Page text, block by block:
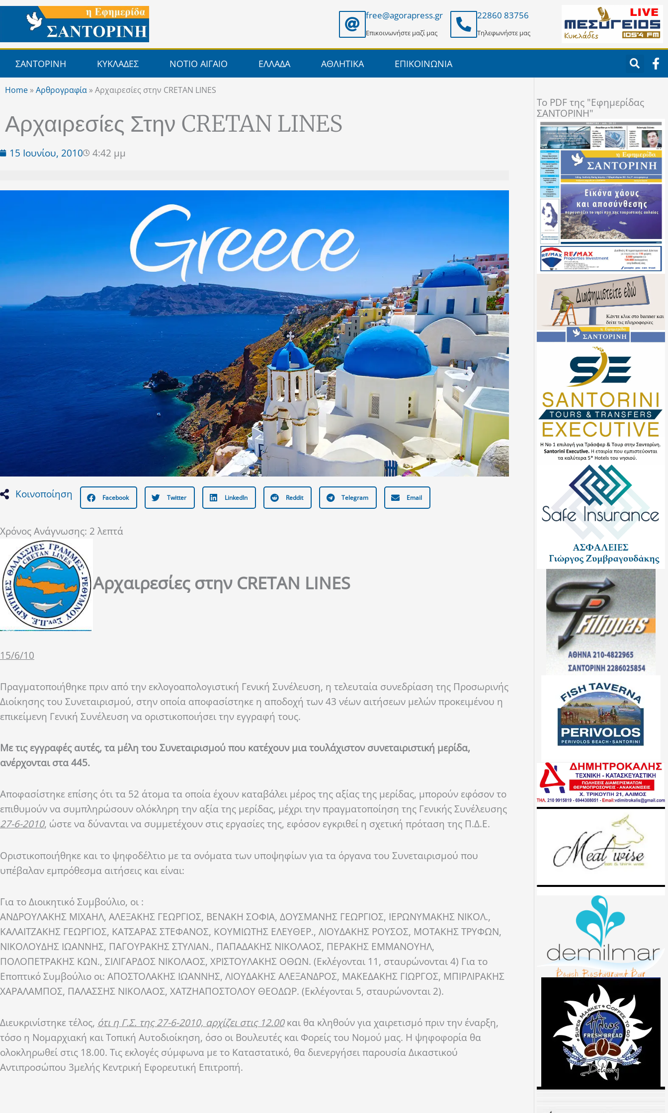
Μετάβαση
περιεχόμενο
free@agorapress.gr
Επικοινωνήστε μαζί μας
22860 83756
Τηλεφωνήστε μας
ΣΑΝΤΟΡΙΝΗ ΚΥΚΛΑΔΕΣ ΝΟΤΙΟ ΑΙΓΑΙΟ ΕΛΛΑΔΑ ΑΘΛΗΤΙΚΑ ΕΠΙΚΟΙΝΩΝΙΑ F
a
c
o
k
-
f
Home »Αρθρογραφία »Αρχαιρεσίες στην CRETAN LINES
Αρχαιρεσίες Στην CRETAN LINES
15 Ιουνίου, 2010 4:42 μμ
Κοινοποίηση Facebook Twitter LinkedIn Reddit Telegram Email
Χρόνος Ανάγνωσης: 2 λεπτά
Αρχαιρεσίες στην CRETAN LINES
15/6/10
Πραγματοποιήθηκε πριν από την εκλογοαπολογιστική Γενική Συνέλευση, η τελευταία συνεδρίαση της Προσωρινής
Διοίκησης του Συνεταιρισμού, στην οποία αποφασίστηκε η αποδοχή των 43 νέων αιτήσεων μελών προκειμένου η
επικείμενη Γενική Συνέλευση να οριστικοποιήσει την εγγραφή τους.
Με τις εγγραφές αυτές, τα μέλη του Συνεταιρισμού που κατέχουν μια τουλάχιστον συνεταιριστική μερίδα,
ανέρχονται στα 445.
Αποφασίστηκε επίσης ότι τα 52 άτομα τα οποία έχουν καταβάλει μέρος της αξίας της μερίδας, μπορούν εφόσον το
επιθυμούν να συμπληρώσουν ολόκληρη την αξία της μερίδας, μέχρι την πραγματοποίηση της Γενικής Συνέλευσης
27-6-2010, ώστε να δύνανται να συμμετέχουν στις εργασίες της, εφόσον εγκριθεί η σχετική πρόταση της Π.Δ.Ε.
Οριστικοποιήθηκε και το ψηφοδέλτιο με τα ονόματα των υποψηφίων για τα όργανα του Συνεταιρισμού που
υπέβαλαν εμπρόθεσμα αιτήσεις και είναι:
Για το Διοικητικό Συμβούλιο, οι :
ΑΝΔΡΟΥΛΑΚΗΣ ΜΙΧΑΗΛ, ΑΛΕΞΑΚΗΣ ΓΕΩΡΓΙΟΣ, ΒΕΝΑΚΗ ΣΟΦΙΑ, ΔΟΥΣΜΑΝΗΣ ΓΕΩΡΓΙΟΣ, ΙΕΡΩΝΥΜΑΚΗΣ ΝΙΚΟΛ.,
ΚΑΛΑΙΤΖΑΚΗΣ ΓΕΩΡΓΙΟΣ, ΚΑΤΣΑΡΑΣ ΣΤΕΦΑΝΟΣ, ΚΟΥΜΙΩΤΗΣ ΕΛΕΥΘΕΡ., ΛΙΟΥΔΑΚΗΣ ΡΟΥΣΟΣ, ΜΟΤΑΚΗΣ ΤΡΥΦΩΝ,
ΝΙΚΟΛΟΥΔΗΣ ΙΩΑΝΝΗΣ, ΠΑΓΟΥΡΑΚΗΣ ΣΤΥΛΙΑΝ., ΠΑΠΑΔΑΚΗΣ ΝΙΚΟΛΑΟΣ, ΠΕΡΑΚΗΣ ΕΜΜΑΝΟΥΗΛ,
ΠΟΛΟΠΕΤΡΑΚΗΣ ΚΩΝ., ΣΙΛΙΓΑΡΔΟΣ ΝΙΚΟΛΑΟΣ, ΧΡΙΣΤΟΥΛΑΚΗΣ ΟΘΩΝ. (Εκλέγονται 11, σταυρώνονται 4) Για το
Εποπτικό Συμβούλιο οι: ΑΠΟΣΤΟΛΑΚΗΣ ΙΩΑΝΝΗΣ, ΛΙΟΥΔΑΚΗΣ ΑΛΕΞΑΝΔΡΟΣ, ΜΑΚΕΔΑΚΗΣ ΓΙΩΡΓΟΣ, ΜΠΙΡΛΙΡΑΚΗΣ
ΧΑΡΑΛΑΜΠΟΣ, ΠΑΛΑΣΣΗΣ ΝΙΚΟΛΑΟΣ, ΧΑΤΖΗΑΠΟΣΤΟΛΟΥ ΘΕΟΔΩΡ. (Εκλέγονται 5, σταυρώνονται 2).
Διευκρινίστηκε τέλος, ότι η Γ.Σ. της 27-6-2010, αρχίζει στις 12.00και θα κληθούν για χαιρετισμό πριν την έναρξη,
τόσο η Νομαρχιακή και Τοπική Αυτοδιοίκηση, όσο οι Βουλευτές και Φορείς του Νομού μας. Η ψηφοφορία θα
ολοκληρωθεί στις 18.00. Τις εκλογές σύμφωνα με το Καταστατικό, θα διενεργήσει παρουσία Δικαστικού
Αντιπροσώπου 3μελής Κεντρική Εφορευτική Επιτροπή.
To PDF της "Εφημερίδας
ΣΑΝΤΟΡΙΝΗ"